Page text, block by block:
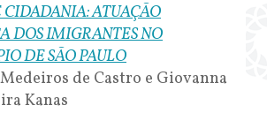
CIDADANIA: ATUAÇÃO
DOS IMIGRANTES NO
DE SÃO PAULO
de Castro e Giovanna
Kanas